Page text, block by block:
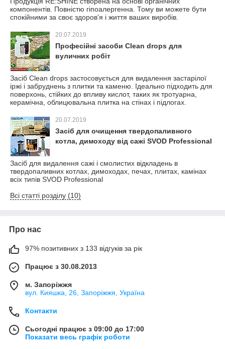
компонентів. Повністю гіпоалергенна. Тому ви можете бути
спокійними за своє здоров'я і життя ваших виробів.
20.07.2019
Професійні засоби Clean drops для
вуличних робіт
Засіб Clean drops застосовується для видалення застарілої
іржі і забруднень з плитки та каменю. Ідеально підходить для
поверхонь, стійких до впливу кислот, таких як тротуарна,
керамічна, облицювальна плитка на стінах і підлогах.
20.07.2019
Засіб для очищення твердопаливного
котла, димоходу від сажі SVOD Professional
Засіб для видалення сажі і смолистих відкладень в
твердопаливних котлах, димоходах, печах, плитах, камінах
всіх типів SVOD Professional
Всі статті розділу (10)
Про нас
97% позитивних з 133 відгуків за рік
Працює з 30.08.2013
м. Запоріжжя
вул. Кияшка, 26, Запоріжжя, Україна
Контакти
Сьогодні працює з 09:00 до 17:00
Показати весь графік роботи